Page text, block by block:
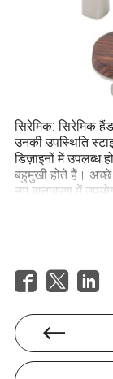
सिरेमिक: सिरेमिक
उनकी उपस्थिति
डिज़ाइनों में उपलब्ध
बहुमुखी होते हैं।
नम वातावरण में
नाजुक होती है और